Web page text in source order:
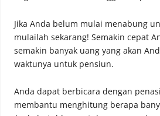
Jika Anda belum mulai menabung
mulailah sekarang! Semakin cepat
semakin banyak uang yang akan
waktunya untuk pensiun.
Anda dapat berbicara dengan
membantu menghitung berapa